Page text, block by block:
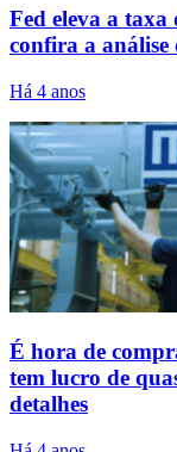
Fed eleva a
confira a análise
Há 4 anos
É hora de
tem lucro de
detalhes